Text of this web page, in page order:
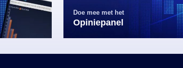
Doe mee met het
Opiniepanel